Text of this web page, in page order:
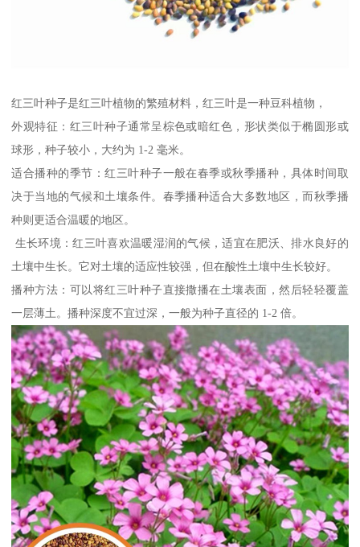
红三叶种子是红三叶植物的繁殖材料，红三叶是一种豆科植物，
外观特征：红三叶种子通常呈棕色或暗红色，形状类似于椭圆形或
球形，种子较小，大约为 1-2 毫米。
适合播种的季节：红三叶种子一般在春季或秋季播种，具体时间取
决于当地的气候和土壤条件。春季播种适合大多数地区，而秋季播
种则更适合温暖的地区。
生长环境：红三叶喜欢温暖湿润的气候，适宜在肥沃、排水良好的
土壤中生长。它对土壤的适应性较强，但在酸性土壤中生长较好。
播种方法：可以将红三叶种子直接撒播在土壤表面，然后轻轻覆盖
一层薄土。播种深度不宜过深，一般为种子直径的 1-2 倍。